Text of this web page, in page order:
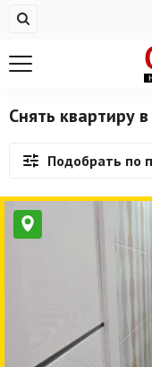
Купить квартиру
Новостройки
Дома/коттеджи/
Продажа
Аренда
Снять квартиру
Подобрать по